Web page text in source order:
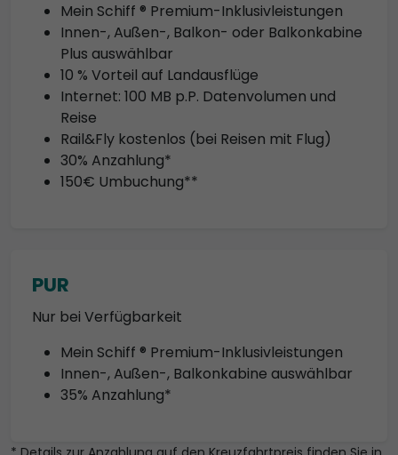
Mein Schiff ® Premium-Inklusivleistungen
Innen-, Außen-, Balkon- oder Balkonkabine
Plus auswählbar
10 % Vorteil auf Landausflüge
Internet: 100 MB p.P. Datenvolumen und
Reise
Rail&Fly kostenlos (bei Reisen mit Flug)
30% Anzahlung*
150€ Umbuchung**
PUR
Nur bei Verfügbarkeit
Mein Schiff ® Premium-Inklusivleistungen
Innen-, Außen-, Balkonkabine auswählbar
35% Anzahlung*